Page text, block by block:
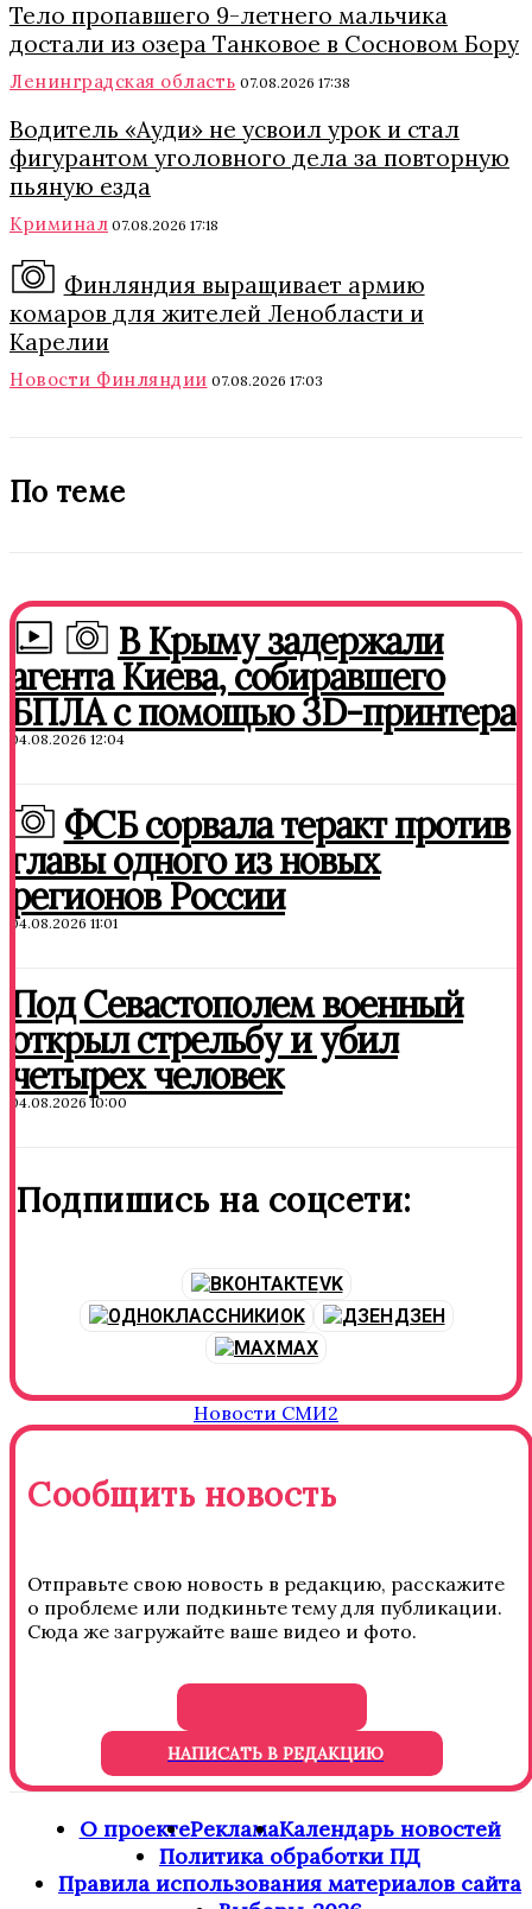
Тело пропавшего 9-летнего мальчика
достали из озера Танковое в Сосновом Бору
Ленинградская область 07.08.2026 17:38
Водитель «Ауди» не усвоил урок и стал
фигурантом уголовного дела за повторную
пьяную езда
Криминал 07.08.2026 17:18
Финляндия выращивает армию
комаров для жителей Ленобласти и
Карелии
Новости Финляндии 07.08.2026 17:03
По теме
В Крыму задержали
агента Киева, собиравшего
БПЛА с помощью 3D-принтера
04.08.2026 12:04
ФСБ сорвала теракт против
главы одного из новых
регионов России
04.08.2026 11:01
Под Севастополем военный
открыл стрельбу и убил
четырех человек
04.08.2026 10:00
Подпишись на соцсети:
VK
OK
ДЗЕН
MAX
Новости СМИ2
Сообщить новость
Отправьте свою новость в редакцию, расскажите
о проблеме или подкиньте тему для публикации.
Сюда же загружайте ваше видео и фото.
НАПИСАТЬ В РЕДАКЦИЮ
О проектеРекламаКалендарь новостей
Политика обработки ПД
Правила использования материалов сайта